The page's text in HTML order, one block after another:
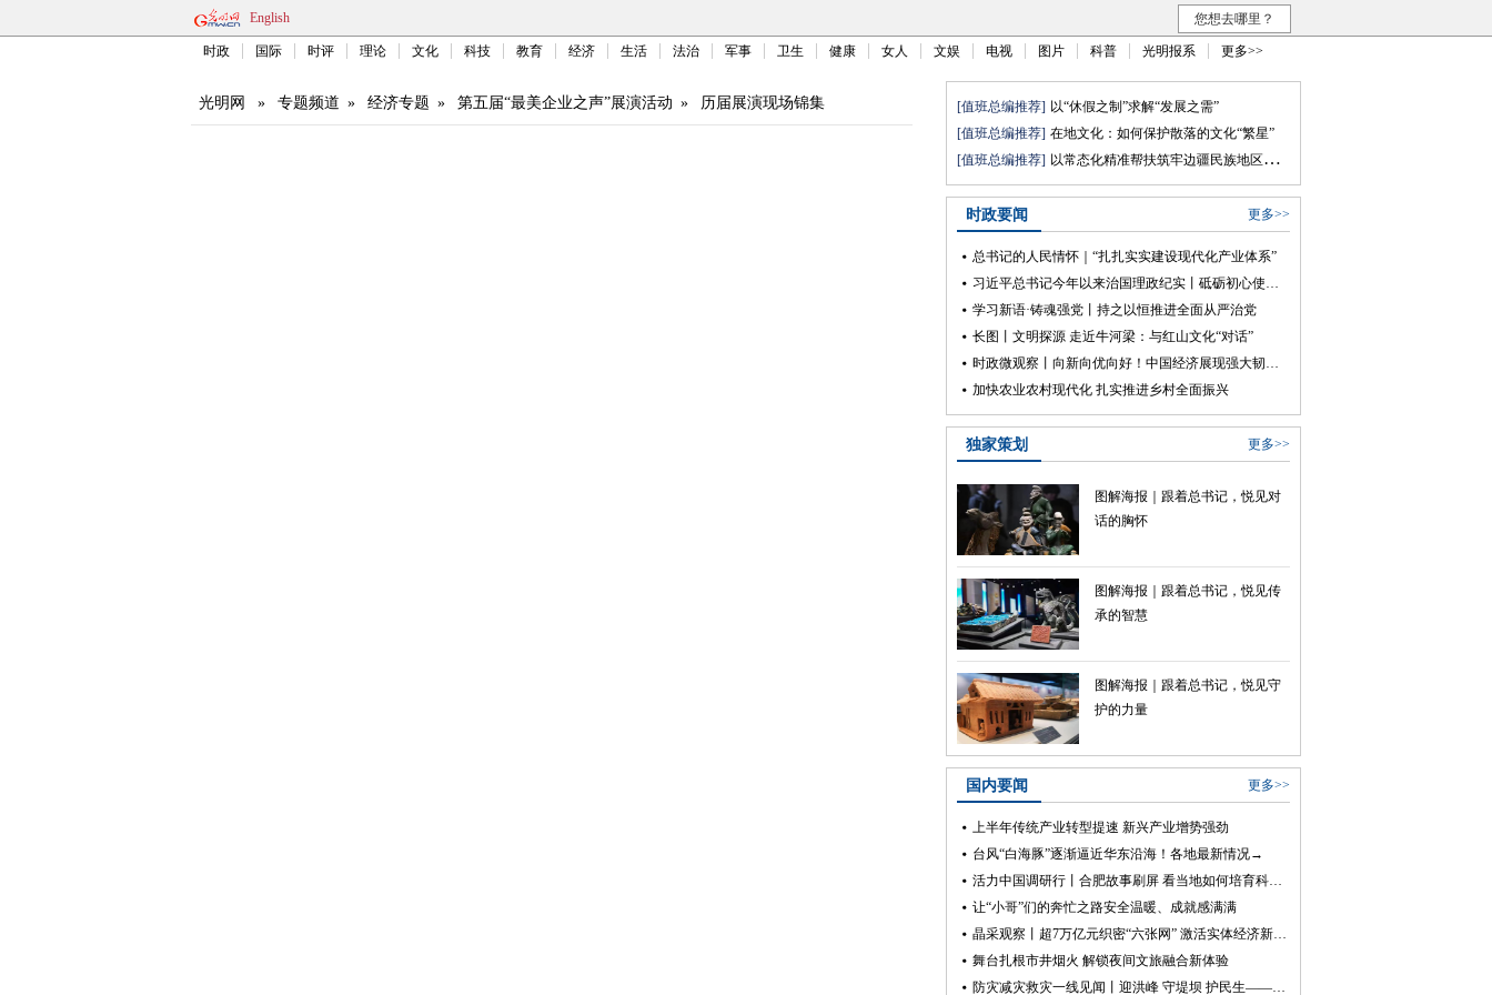
English 您想去哪里？
时政 国际 时评 理论 文化 科技 教育 经济 生活 法治 军事 卫生 健康 女人 文娱 电视 图片 科普 光明报系 更多>>
光明网 » 专题频道 » 经济专题 » 第五届“最美企业之声”展演活动 » 历届展演现场锦集